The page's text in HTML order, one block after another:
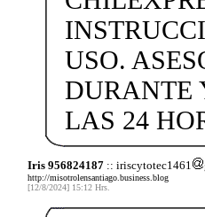
USO.
DURANTE
LAS 24
Iris 956824187:: iriscytotec1461
http://misotrolensantiago.business.blog
[12/8/2024] 15:12 Hrs.